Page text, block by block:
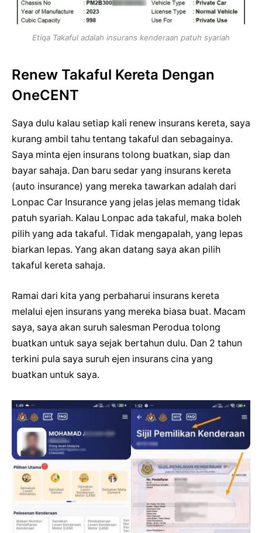
Etiqa Takaful adalah insurans kenderaan patuh syariah
Renew Takaful Kereta Dengan
OneCENT
Saya dulu kalau setiap kali renew insurans kereta, saya
kurang ambil tahu tentang takaful dan sebagainya.
Saya minta ejen insurans tolong buatkan, siap dan
bayar sahaja. Dan baru sedar yang insurans kereta
(auto insurance) yang mereka tawarkan adalah dari
Lonpac Car Insurance yang jelas jelas memang tidak
patuh syariah. Kalau Lonpac ada takaful, maka boleh
pilih yang ada takaful. Tidak mengapalah, yang lepas
biarkan lepas. Yang akan datang saya akan pilih
takaful kereta sahaja.
Ramai dari kita yang perbaharui insurans kereta
melalui ejen insurans yang mereka biasa buat. Macam
saya, saya akan suruh salesman Perodua tolong
buatkan untuk saya sejak bertahun dulu. Dan 2 tahun
terkini pula saya suruh ejen insurans cina yang
buatkan untuk saya.